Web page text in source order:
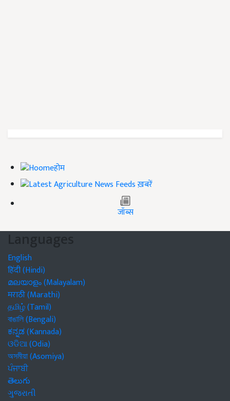
होम
ख़बरें
जॉब्स
Languages
English
हिंदी (Hindi)
മലയാളം (Malayalam)
मराठी (Marathi)
தமிழ் (Tamil)
বাঙালি (Bengali)
ಕನ್ನಡ (Kannada)
ଓଡିଆ (Odia)
অসমীয়া (Asomiya)
ਪੰਜਾਬੀ
తెలుగు
ગુજરાતી